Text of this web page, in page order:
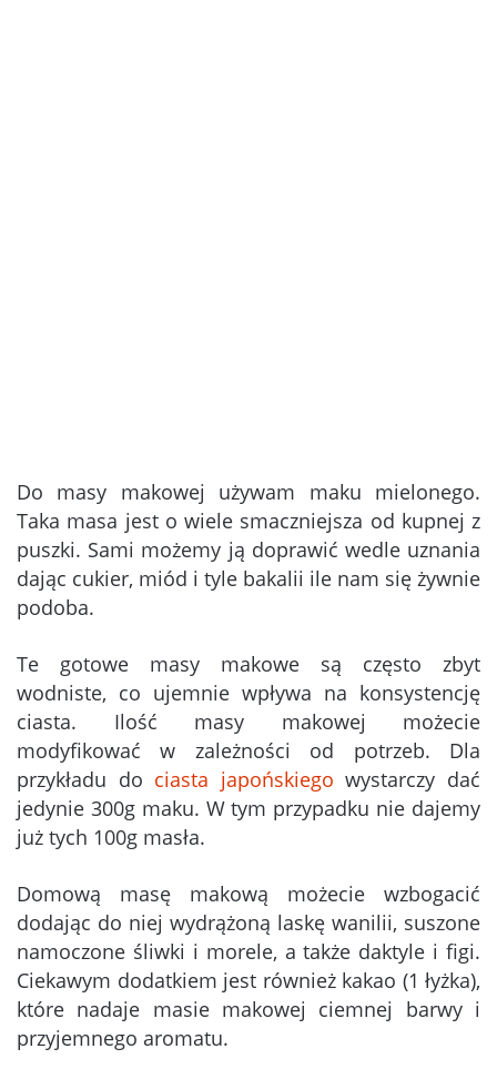
Do masy makowej używam maku mielonego.
Taka masa jest o wiele smaczniejsza od kupnej z
puszki. Sami możemy ją doprawić wedle uznania
dając cukier, miód i tyle bakalii ile nam się żywnie
podoba.
Te gotowe masy makowe są często zbyt
wodniste, co ujemnie wpływa na konsystencję
ciasta. Ilość masy makowej możecie
modyfikować w zależności od potrzeb. Dla
przykładu do ciasta japońskiego wystarczy dać
jedynie 300g maku. W tym przypadku nie dajemy
już tych 100g masła.
Domową masę makową możecie wzbogacić
dodając do niej wydrążoną laskę wanilii, suszone
namoczone śliwki i morele, a także daktyle i figi.
Ciekawym dodatkiem jest również kakao (1 łyżka),
które nadaje masie makowej ciemnej barwy i
przyjemnego aromatu.